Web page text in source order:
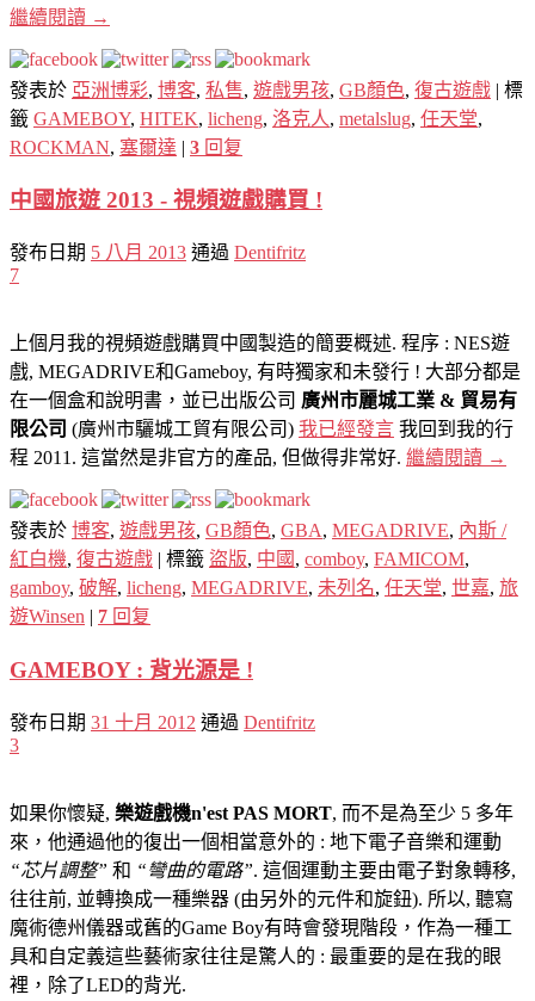
繼續閱讀 →
發表於 亞洲博彩, 博客, 私售, 遊戲男孩, GB顏色, 復古遊戲 | 標
籤 GAMEBOY, HITEK, licheng, 洛克人, metalslug, 任天堂,
ROCKMAN, 塞爾達 | 3 回复
中國旅遊 2013 - 視頻遊戲購買 !
發布日期 5 八月 2013 通過 Dentifritz
7
上個月我的視頻遊戲購買中國製造的簡要概述. 程序 : NES遊
戲, MEGADRIVE和Gameboy, 有時獨家和未發行 ! 大部分都是
在一個盒和說明書，並已出版公司 廣州市麗城工業 & 貿易有
限公司 (廣州市驪城工貿有限公司) 我已經發言 我回到我的行
程 2011. 這當然是非官方的產品, 但做得非常好. 繼續閱讀 →
發表於 博客, 遊戲男孩, GB顏色, GBA, MEGADRIVE, 內斯 /
紅白機, 復古遊戲 | 標籤 盜版, 中國 , comboy, FAMICOM,
gamboy, 破解, licheng, MEGADRIVE, 未列名, 任天堂, 世嘉, 旅
遊Winsen | 7 回复
GAMEBOY : 背光源是 !
發布日期 31 十月 2012 通過 Dentifritz
3
如果你懷疑, 樂遊戲機n'est PAS MORT, 而不是為至少 5 多年
來，他通過他的復出一個相當意外的 : 地下電子音樂和運動
“芯片調整” 和 “彎曲的電路”. 這個運動主要由電子對象轉移,
往往前, 並轉換成一種樂器 (由另外的元件和旋鈕). 所以, 聽寫
魔術德州儀器或舊的Game Boy有時會發現階段，作為一種工
具和自定義這些藝術家往往是驚人的 : 最重要的是在我的眼
裡，除了LED的背光.